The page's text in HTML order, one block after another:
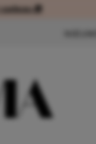
🎁
voordelig of met